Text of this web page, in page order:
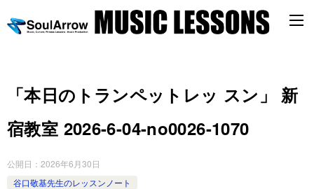
「本日のトランペットレッ スン」 新
宿教室 2026-6-04-­no0026-­1070
公開日： 2026年6月30日
谷口敬基先生のレッスンノート